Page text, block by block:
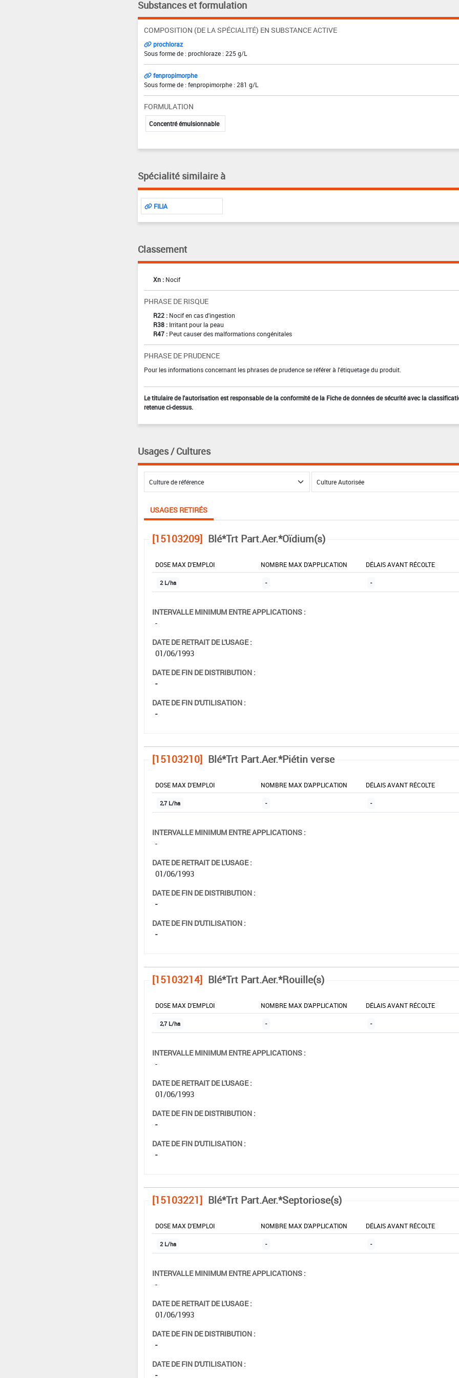
Substances et formulation
COMPOSITION (DE LA SPÉCIALITÉ) EN SUBSTANCE ACTIVE
prochloraz
Sous forme de : prochloraze : 225 g/L
fenpropimorphe
Sous forme de : fenpropimorphe : 281 g/L
FORMULATION
Concentré émulsionnable
Spécialité similaire à
FILIA
Classement
Xn : Nocif
PHRASE DE RISQUE
R22 : Nocif en cas d'ingestion
R38 : Irritant pour la peau
R47 : Peut causer des malformations congénitales
PHRASE DE PRUDENCE
Pour les informations concernant les phrases de prudence se référer à l'étiquetage du produit.
Le titulaire de l'autorisation est responsable de la conformité de la Fiche de données de sécurité avec la
retenue ci-dessus.
Usages / Cultures
USAGES RETIRÉS
[15103209] Blé*Trt Part.Aer.*Oïdium(s)
DOSE MAX D'EMPLOI NOMBRE MAX D'APPLICATION DÉLAIS AVANT RÉCOLTE
2 L/ha - -
INTERVALLE MINIMUM ENTRE APPLICATIONS :
-
DATE DE RETRAIT DE L'USAGE :
01/06/1993
DATE DE FIN DE DISTRIBUTION :
-
DATE DE FIN D'UTILISATION :
-
[15103210] Blé*Trt Part.Aer.*Piétin verse
DOSE MAX D'EMPLOI NOMBRE MAX D'APPLICATION DÉLAIS AVANT RÉCOLTE
2,7 L/ha - -
INTERVALLE MINIMUM ENTRE APPLICATIONS :
-
DATE DE RETRAIT DE L'USAGE :
01/06/1993
DATE DE FIN DE DISTRIBUTION :
-
DATE DE FIN D'UTILISATION :
-
[15103214] Blé*Trt Part.Aer.*Rouille(s)
DOSE MAX D'EMPLOI NOMBRE MAX D'APPLICATION DÉLAIS AVANT RÉCOLTE
2,7 L/ha - -
INTERVALLE MINIMUM ENTRE APPLICATIONS :
-
DATE DE RETRAIT DE L'USAGE :
01/06/1993
DATE DE FIN DE DISTRIBUTION :
-
DATE DE FIN D'UTILISATION :
-
[15103221] Blé*Trt Part.Aer.*Septoriose(s)
DOSE MAX D'EMPLOI NOMBRE MAX D'APPLICATION DÉLAIS AVANT RÉCOLTE
2 L/ha - -
INTERVALLE MINIMUM ENTRE APPLICATIONS :
-
DATE DE RETRAIT DE L'USAGE :
01/06/1993
DATE DE FIN DE DISTRIBUTION :
-
DATE DE FIN D'UTILISATION :
-